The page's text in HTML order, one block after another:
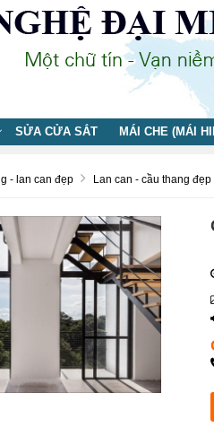
SỬA CỬA SẮT MÁI CHE (MÁI
- lan can đẹp Lan can - cầu thang đẹp